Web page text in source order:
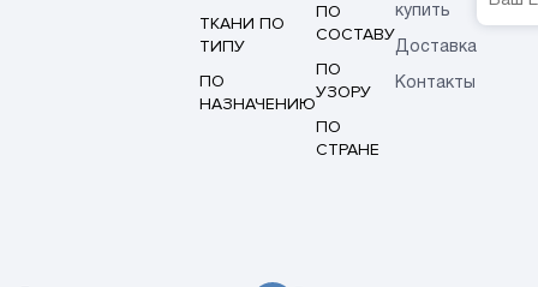
ТКАНИ ПО
ТИПУ
ПО
НАЗНАЧЕНИЮ
ПО
СОСТАВУ
ПО
УЗОРУ
ПО
СТРАНЕ
купить
Доставка
Контакты